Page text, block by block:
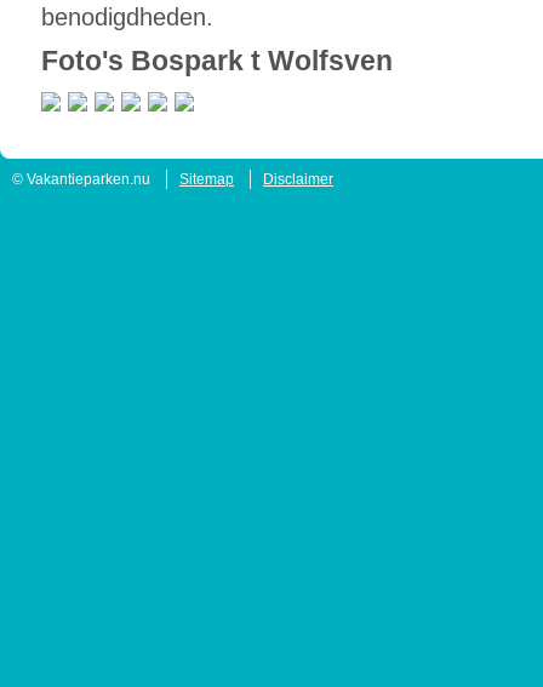
benodigdheden.
Foto's Bospark t Wolfsven
© Vakantieparken.nu Sitemap Disclaimer